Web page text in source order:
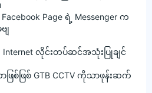
Page ရဲ့ Messenger က
ျ
၊ Internet လိုင်းတပ်ဆင်အသုံးပြုချင်
ဖြစ်ဖြစ် GTB CCTV ကိုသာဖုန်းဆက်